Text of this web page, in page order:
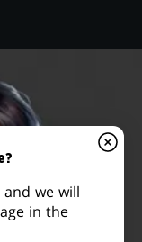
we will
in the